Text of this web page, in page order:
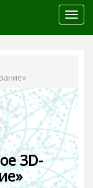
меню
3D-